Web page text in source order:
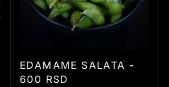
EDAMAME SALATA -
600 RSD